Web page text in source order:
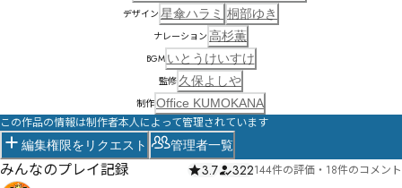
デザイン 星傘ハラミ 桐部ゆき
ナレーション 高杉薫
BGM いとうけいすけ
監修 久保よしや
制作Office KUMOKANA
この作品の情報は制作者本人によって管理されています
編集権限をリクエスト 管理者一覧
みんなのプレイ記録 3.7 322144件の評価 ・ 18件のコメント